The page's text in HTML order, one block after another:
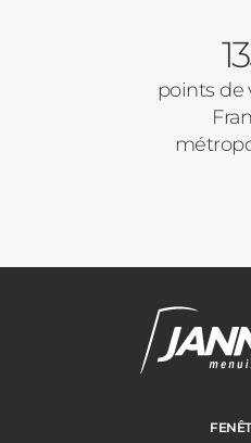
Volets
Pergolas
Cloture
Adresse des travaux
points de